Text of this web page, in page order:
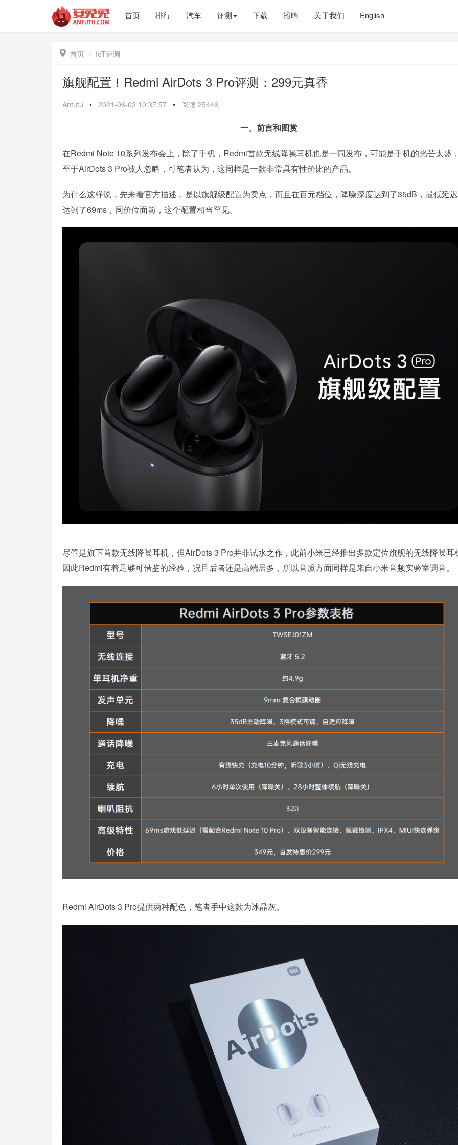
首页 排行 汽车 评测 下载 招聘 关于我们 English
 首页 IoT评测
旗舰配置！Redmi AirDots 3 Pro评测：299元真香
Antutu • 2021-06-02 10:37:57 • 阅读 25446
一、前言和图赏
在Redmi Note 10系列发布会上，除了手机，Redmi首款无线降噪耳机也是一同发布，可能是手机的光芒太盛
至于AirDots 3 Pro被人忽略，可笔者认为，这同样是一款非常具有性价比的产品。
为什么这样说，先来看官方描述，是以旗舰级配置为卖点，而且在百元档位，降噪深度达到了35dB，最低延
达到了69ms，同价位面前，这个配置相当罕见。
尽管是旗下首款无线降噪耳机，但AirDots 3 Pro并非试水之作，此前小米已经推出多款定位旗舰的无线降噪耳
因此Redmi有着足够可借鉴的经验，况且后者还是高端居多，所以音质方面同样是来自小米音频实验室调音。
Redmi AirDots 3 Pro提供两种配色，笔者手中这款为冰晶灰。